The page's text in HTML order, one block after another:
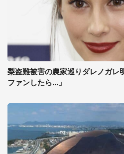
梨盗難被害の農家巡りダレノガレ
ファンしたら...」